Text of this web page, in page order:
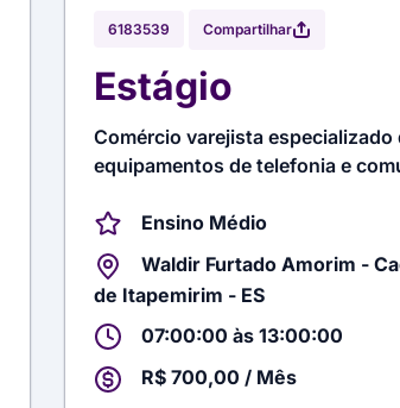
6183539 Compartilhar
Estágio
Comércio varejista especializado
equipamentos de telefonia e
Ensino Médio
Waldir Furtado Amorim -
de Itapemirim - ES
07:00:00 às 13:00:00
R$ 700,00 / Mês